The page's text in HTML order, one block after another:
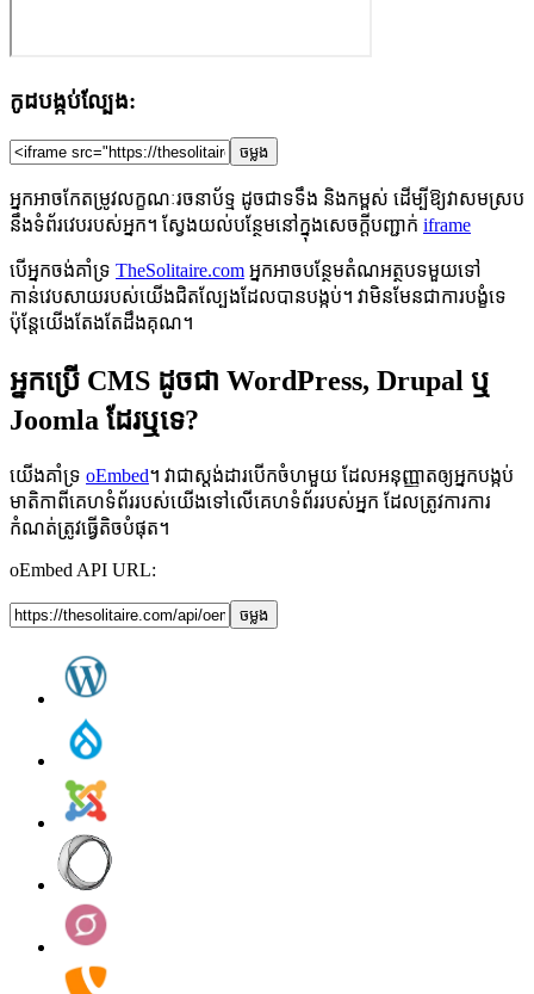
កូដបង្កប់ល្បែង:
ចម្លង
អ្នកអាចកែតម្រូវលក្ខណៈរចនាប័ទ្ម ដូចជាទទឹង និងកម្ពស់ ដើម្បីឱ្យវាសមស្រប
នឹងទំព័រវេបរបស់អ្នក។ ស្វែងយល់បន្ថែមនៅក្នុងសេចក្ដីបញ្ជាក់ iframe
បើអ្នកចង់គាំទ្រ TheSolitaire.com អ្នកអាចបន្ថែមតំណអត្ថបទមួយទៅ
កាន់វេបសាយរបស់យើងជិតល្បែងដែលបានបង្កប់។ វាមិនមែនជាការបង្ខំទេ
ប៉ុន្តែយើងតែងតែដឹងគុណ។
អ្នកប្រើ CMS ដូចជា WordPress, Drupal ឬ
Joomla ដែរឬទេ?
យើងគាំទ្រ oEmbed។ វាជាស្តង់ដារបើកចំហមួយ ដែលអនុញ្ញាតឲ្យអ្នកបង្កប់
មាតិកាពីគេហទំព័ររបស់យើងទៅលើគេហទំព័ររបស់អ្នក ដែលត្រូវការការ
កំណត់ត្រូវធ្វើតិចបំផុត។
oEmbed API URL:
ចម្លង